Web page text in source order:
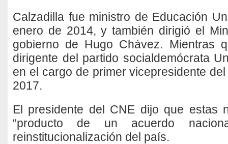
Calzadilla fue ministro de Educación
enero de 2014, y también dirigió el
gobierno de Hugo Chávez. Mientras
dirigente del partido socialdemócrata
en el cargo de primer vicepresidente
2017.
El presidente del CNE dijo que estas
“producto de un acuerdo
reinstitucionalización del país.